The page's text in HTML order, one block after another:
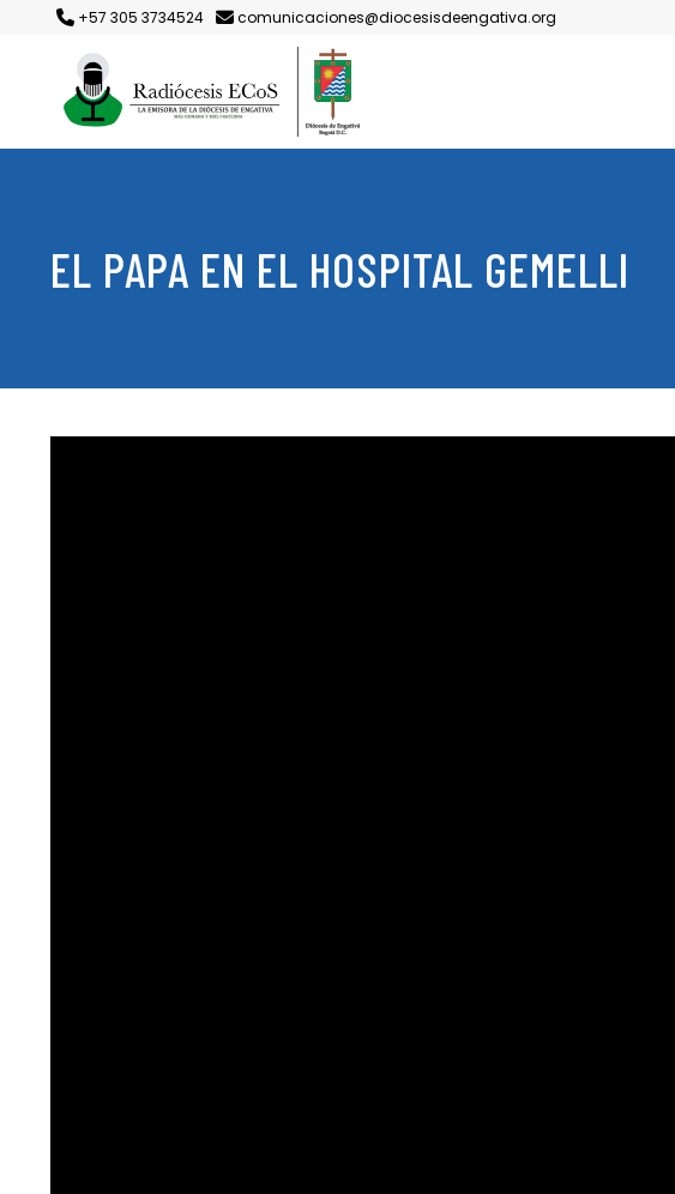
+57 305 3734524 comunicaciones@diocesisdeengativa.org
EL PAPA EN EL HOSPITAL GEMELLI